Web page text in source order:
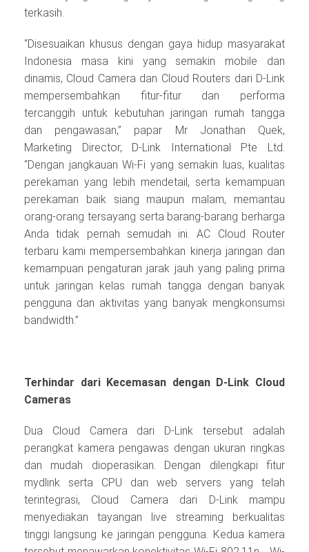
terkasih.
“Disesuaikan khusus dengan gaya hidup masyarakat
Indonesia masa kini yang semakin mobile dan
dinamis, Cloud Camera dan Cloud Routers dari D-Link
mempersembahkan fitur-fitur dan performa
tercanggih untuk kebutuhan jaringan rumah tangga
dan pengawasan,” papar Mr Jonathan Quek,
Marketing Director, D-Link International Pte Ltd.
“Dengan jangkauan Wi-Fi yang semakin luas, kualitas
perekaman yang lebih mendetail, serta kemampuan
perekaman baik siang maupun malam, memantau
orang-orang tersayang serta barang-barang berharga
Anda tidak pernah semudah ini. AC Cloud Router
terbaru kami mempersembahkan kinerja jaringan dan
kemampuan pengaturan jarak jauh yang paling prima
untuk jaringan kelas rumah tangga dengan banyak
pengguna dan aktivitas yang banyak mengkonsumsi
bandwidth.”
Terhindar dari Kecemasan dengan D-Link Cloud
Cameras
Dua Cloud Camera dari D-Link tersebut adalah
perangkat kamera pengawas dengan ukuran ringkas
dan mudah dioperasikan. Dengan dilengkapi fitur
mydlink serta CPU dan web servers yang telah
terintegrasi, Cloud Camera dari D-Link mampu
menyediakan tayangan live streaming berkualitas
tinggi langsung ke jaringan pengguna. Kedua kamera